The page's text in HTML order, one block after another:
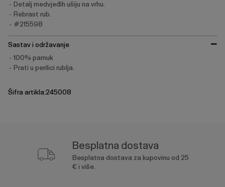
Detalj medvjeđih ušiju na vrhu.
Rebrast rub.
#215598
Sastav i održavanje
100% pamuk
Prati u perilici rublja.
Šifra artikla:245008
Besplatna dostava
Besplatna dostava za kupovinu od 25
€ i više.